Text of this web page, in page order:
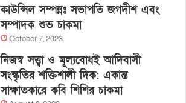
কাউন্সিল সম্পন্নঃ সভাপতি জগদীশ এবং
সম্পাদক শুভ চাকমা
October 7, 2023
নিজস্ব সত্ত্বা ও মূল্যবোধই আদিবাসী
সংস্কৃতির শক্তিশালী দিক: একান্ত
সাক্ষাতকারে কবি শিশির চাকমা